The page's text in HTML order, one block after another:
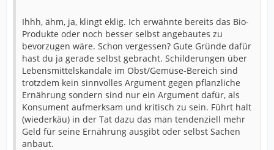
Ihhh, ähm, ja, klingt eklig. Ich erwähnte bereits das Bio-
Produkte oder noch besser selbst angebautes zu
bevorzugen wäre. Schon vergessen? Gute Gründe dafür
hast du ja gerade selbst gebracht. Schilderungen über
Lebensmittelskandale im Obst/Gemüse-Bereich sind
trotzdem kein sinnvolles Argument gegen pflanzliche
Ernährung sondern sind nur ein Argument dafür, als
Konsument aufmerksam und kritisch zu sein. Führt halt
(wiederkäu) in der Tat dazu das man tendenziell mehr
Geld für seine Ernährung ausgibt oder selbst Sachen
anbaut.